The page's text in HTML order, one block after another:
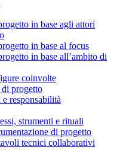
in base agli attori
in base al focus
in base all’ambito di
coinvolte
progetto
responsabilità
strumenti e rituali
di progetto
tecnici collaborativi